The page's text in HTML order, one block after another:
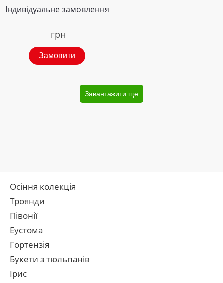
Індивідуальне замовлення
грн
Замовити
Завантажити ще
Осіння колекція
Троянди
Півонії
Еустома
Гортензія
Букети з тюльпанів
Ірис